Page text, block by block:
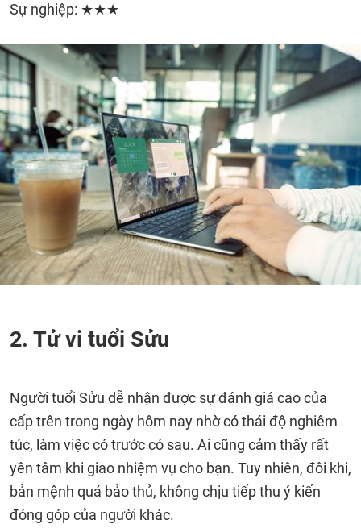
Sự nghiệp: ★★★
2. Tử vi tuổi Sửu
Người tuổi Sửu dễ nhận được sự đánh giá cao của
cấp trên trong ngày hôm nay nhờ có thái độ nghiêm
túc, làm việc có trước có sau. Ai cũng cảm thấy rất
yên tâm khi giao nhiệm vụ cho bạn. Tuy nhiên, đôi khi,
bản mệnh quá bảo thủ, không chịu tiếp thu ý kiến
đóng góp của người khác.